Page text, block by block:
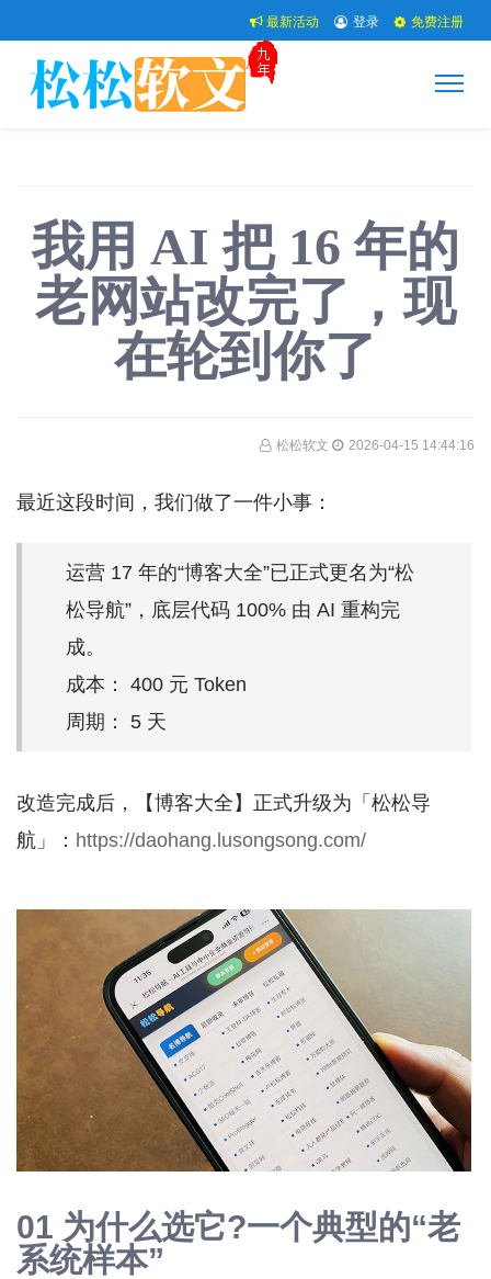
最新活动 登录 免费注册
我用 AI 把 16 年的
老网站改完了，现
在轮到你了
松松软文 2026-04-15 14:44:16
最近这段时间，我们做了一件小事：
运营 17 年的“博客大全”已正式更名为“松
松导航”，底层代码 100% 由 AI 重构完
成。
成本： 400 元 Token
周期： 5 天
改造完成后，【博客大全】正式升级为「松松导
航」： https://daohang.lusongsong.com/
01 为什么选它?一个典型的“老
系统样本”